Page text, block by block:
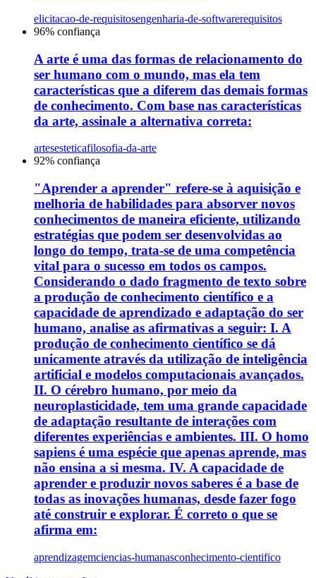
elicitacao-de-requisitosengenharia-de-softwarerequisitos
96% confiança
A arte é uma das formas de relacionamento do
ser humano com o mundo, mas ela tem
características que a diferem das demais formas
de conhecimento. Com base nas características
da arte, assinale a alternativa correta:
artesesteticafilosofia-da-arte
92% confiança
"Aprender a aprender" refere-se à aquisição e
melhoria de habilidades para absorver novos
conhecimentos de maneira eficiente, utilizando
estratégias que podem ser desenvolvidas ao
longo do tempo, trata-se de uma competência
vital para o sucesso em todos os campos.
Considerando o dado fragmento de texto sobre
a produção de conhecimento científico e a
capacidade de aprendizado e adaptação do ser
humano, analise as afirmativas a seguir: I. A
produção de conhecimento científico se dá
unicamente através da utilização de inteligência
artificial e modelos computacionais avançados.
II. O cérebro humano, por meio da
neuroplasticidade, tem uma grande capacidade
de adaptação resultante de interações com
diferentes experiências e ambientes. III. O homo
sapiens é uma espécie que apenas aprende, mas
não ensina a si mesma. IV. A capacidade de
aprender e produzir novos saberes é a base de
todas as inovações humanas, desde fazer fogo
até construir e explorar. É correto o que se
afirma em:
aprendizagemciencias-humanasconhecimento-cientifico